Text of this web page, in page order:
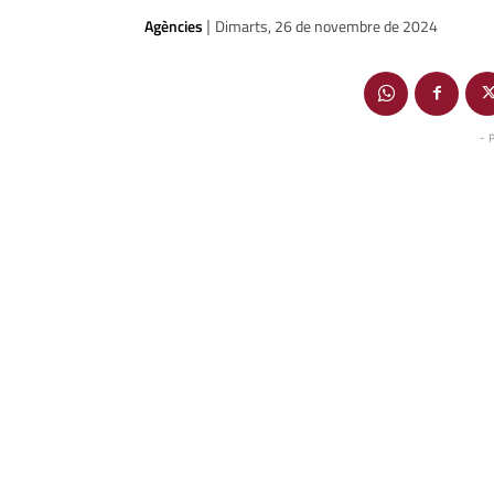
Agències | Dimarts, 26 de novembre de 2024
-